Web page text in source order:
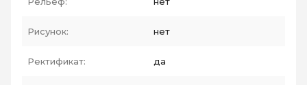
Рисунок: нет
Ректификат: да